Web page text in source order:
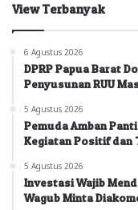
View Terbanyak
6 Agustus 2026
DPRP Papua Barat
Penyusunan RUU
5 Agustus 2026
Pemuda Amban
Kegiatan Positif dan
5 Agustus 2026
Investasi Wajib
Wagub Minta